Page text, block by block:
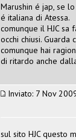
Marushin é jap, se
é italiana di Atessa.
comunque il HJC
occhi chiusi.
comunque hai
di ritardo anche
Inviato: 7 Nov
sul sito HJC questo